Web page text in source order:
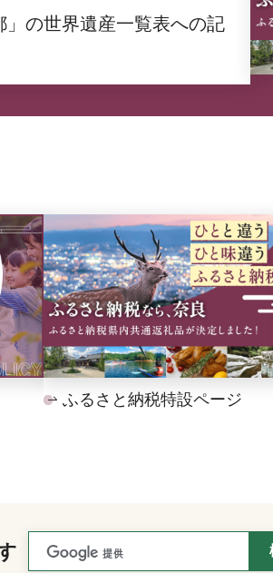
」の世界遺産一覧表への記
ふるさと納税特設ページ